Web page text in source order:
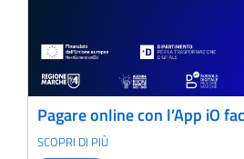
Pagare online con l’App iO
SCOPRI DI PIÙ